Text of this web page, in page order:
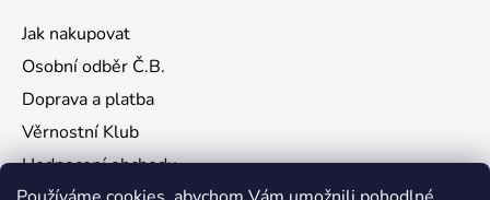
Jak nakupovat
Osobní odběr Č.B.
Doprava a platba
Věrnostní Klub
Hodnocení obchodu